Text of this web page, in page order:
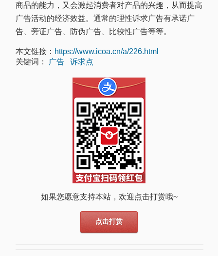
商品的能力，又会激起消费者对产品的兴趣，从而提高
广告活动的经济效益。通常的理性诉求广告有承诺广
告、旁证广告、防伪广告、比较性广告等等。
本文链接： https://www.icoa.cn/a/226.html
关键词：
广告 诉求点
如果您愿意支持本站，欢迎点击打赏哦~
点击打赏